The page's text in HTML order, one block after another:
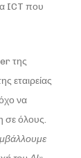
ICT που
της
εταιρείας
να
σε όλους.